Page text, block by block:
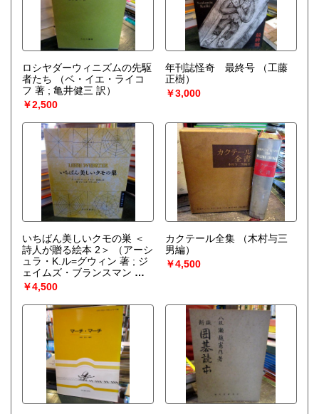
ロシヤダーウィニズムの先駆
者たち
（ベ・イエ・ライコ
フ 著 ; 亀井健三 訳）
￥2,500
年刊誌怪奇 最終号
（工藤
正樹）
￥3,000
いちばん美しいクモの巣 ＜
詩人が贈る絵本 2＞
（アーシ
ュラ・K.ル=グウィン 著 ; ジ
ェイムズ・ブランスマン 絵 ;
長田弘 訳）
￥4,500
カクテール全集
（木村与三
男編）
￥4,500